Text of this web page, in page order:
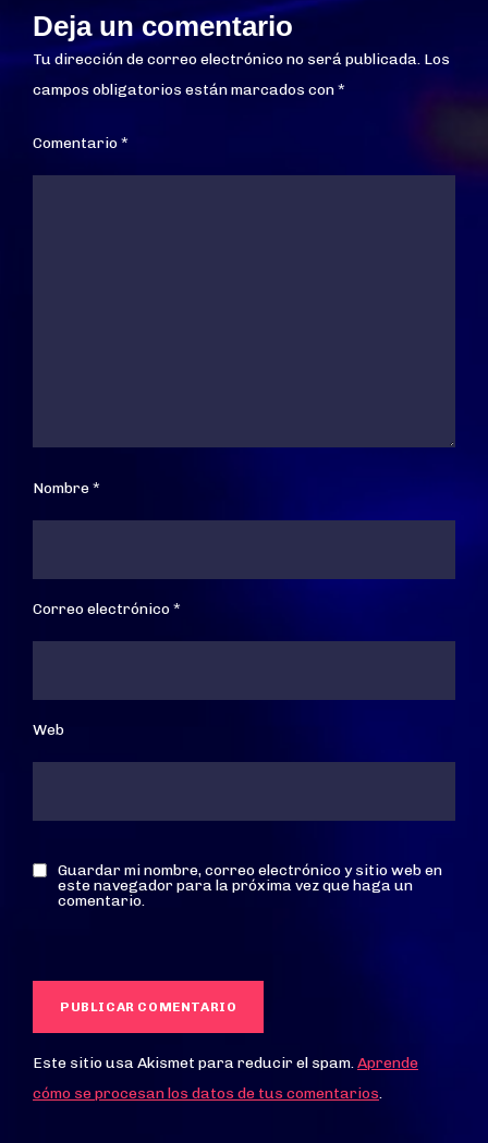
Deja un comentario
Tu dirección de correo electrónico no será publicada. Los
campos obligatorios están marcados con*
Comentario*
Nombre*
Correo electrónico*
Web
Guardar mi nombre, correo electrónico y sitio web en
este navegador para la próxima vez que haga un
comentario.
Este sitio usa Akismet para reducir el spam.Aprende
cómo se procesan los datos de tus comentarios.